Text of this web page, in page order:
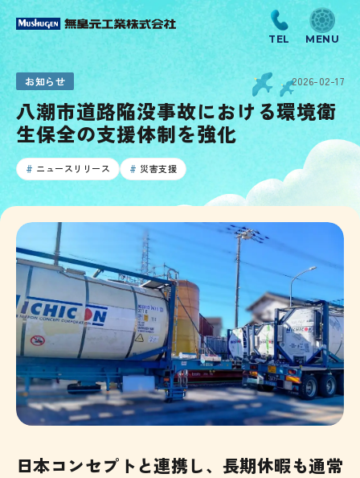
お知らせ 2026-02-17
八潮市道路陥没事故における環境衛
生保全の支援体制を強化
ニュースリリース 災害支援
日本コンセプトと連携し、長期休暇も通常